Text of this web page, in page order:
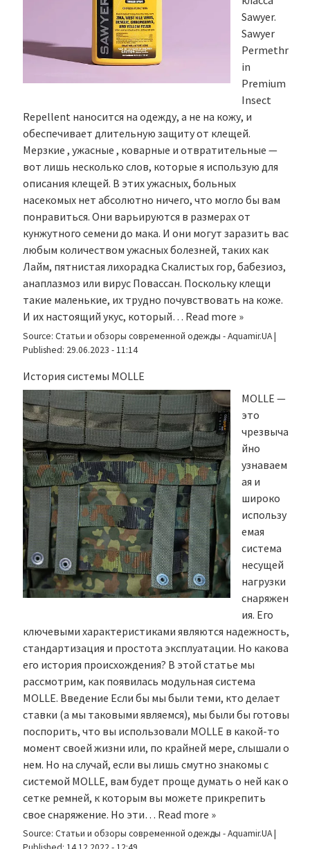
Sawyer.
Sawyer
Permethr
in
Premium
Insect
Repellent наносится на одежду, а не на кожу, и
обеспечивает длительную защиту от клещей.
Мерзкие , ужасные , коварные и отвратительные —
вот лишь несколько слов, которые я использую для
описания клещей. В этих ужасных, больных
насекомых нет абсолютно ничего, что могло бы вам
понравиться. Они варьируются в размерах от
кунжутного семени до мака. И они могут заразить вас
любым количеством ужасных болезней, таких как
Лайм, пятнистая лихорадка Скалистых гор, бабезиоз,
анаплазмоз или вирус Повассан. Поскольку клещи
такие маленькие, их трудно почувствовать на коже.
И их настоящий укус, который… Read more »
Source: Статьи и обзоры современной одежды - Aquamir.UA|
Published: 29.06.2023 - 11:14
История системы MOLLE
MOLLE —
это
чрезвыча
йно
узнаваем
ая и
широко
использу
емая
система
несущей
нагрузки
снаряжен
ия. Его
ключевыми характеристиками являются надежность,
стандартизация и простота эксплуатации. Но какова
его история происхождения? В этой статье мы
рассмотрим, как появилась модульная система
MOLLE. Введение Если бы мы были теми, кто делает
ставки (а мы таковыми являемся), мы были бы готовы
поспорить, что вы использовали MOLLE в какой-то
момент своей жизни или, по крайней мере, слышали о
нем. Но на случай, если вы лишь смутно знакомы с
системой MOLLE, вам будет проще думать о ней как о
сетке ремней, к которым вы можете прикрепить
свое снаряжение. Но эти… Read more »
Source: Статьи и обзоры современной одежды - Aquamir.UA|